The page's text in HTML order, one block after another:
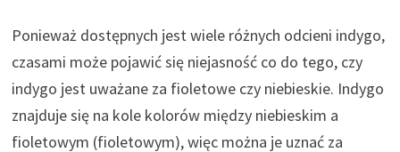
Ponieważ dostępnych jest wiele różnych odcieni indygo,
czasami może pojawić się niejasność co do tego, czy
indygo jest uważane za fioletowe czy niebieskie. Indygo
znajduje się na kole kolorów między niebieskim a
fioletowym (fioletowym), więc można je uznać za